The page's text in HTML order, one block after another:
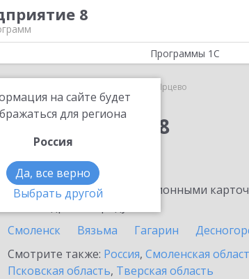
8
на сайте будет
для региона
Россия
Да, все верно
Выбрать другой
Программы 1С
Ярцево
1С:Упрощенка 8
в Ярцеве
Ознакомьтесь с информационными
Смоленск
Вязьма Гагарин
Смотрите также: Россия, Смоленская
Псковская область, Тверская область